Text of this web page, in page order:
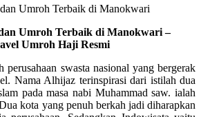
Umroh Terbaik di Manokwari –
Umroh Haji Resmi
swasta nasional yang bergerak
Nama Alhijaz terinspirasi dari istilah dua
pada masa nabi Muhammad saw. ialah
kota yang penuh berkah jadi diharapkan